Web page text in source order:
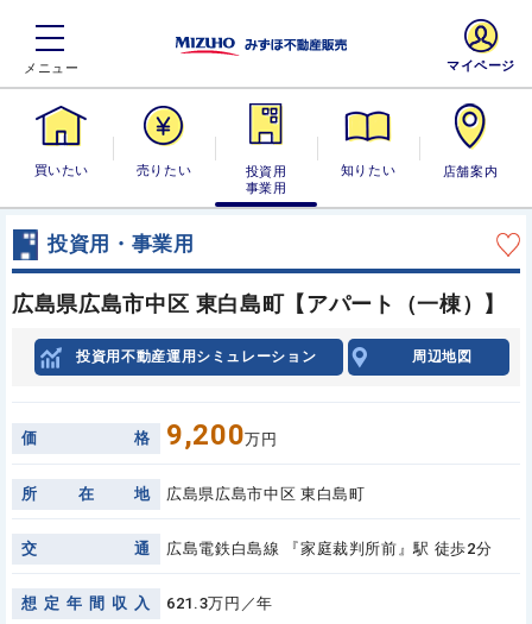
買いたい 売りたい
投資用・事業
用
知りたい 店舗案内
マイページ
投資用・事業用
広島県広島市中区 東白島町【アパート（一棟）】
投資用不動産運用シミュレーション 周辺地図
価 格 9,200万円
所 在 地 広島県広島市中区 東白島町
交 通 広島電鉄白島線 『家庭裁判所前』駅 徒歩2分
想 定 年 間 収 入 621.3万円／年